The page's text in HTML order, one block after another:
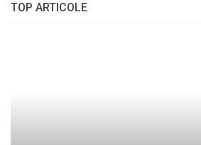
TOP ARTICOLE